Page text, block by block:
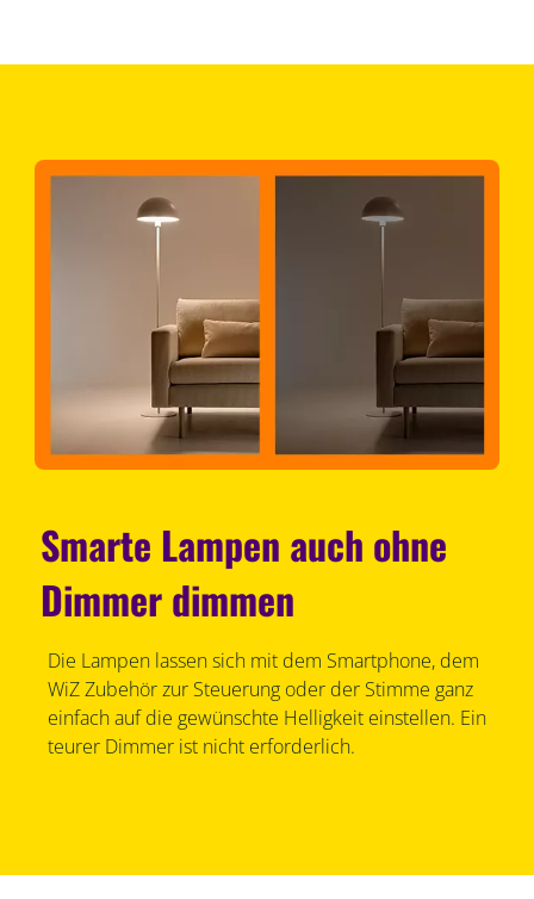
Smarte Lampen auch ohne
Dimmer dimmen
Die Lampen lassen sich mit dem Smartphone, dem
WiZ Zubehör zur Steuerung oder der Stimme ganz
einfach auf die gewünschte Helligkeit einstellen. Ein
teurer Dimmer ist nicht erforderlich.